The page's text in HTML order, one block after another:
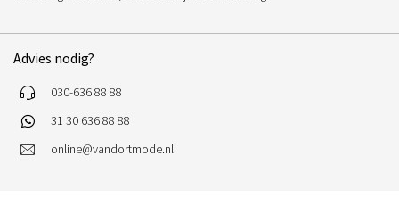
Advies nodig?
030-636 88 88
31 30 636 88 88
online@vandortmode.nl